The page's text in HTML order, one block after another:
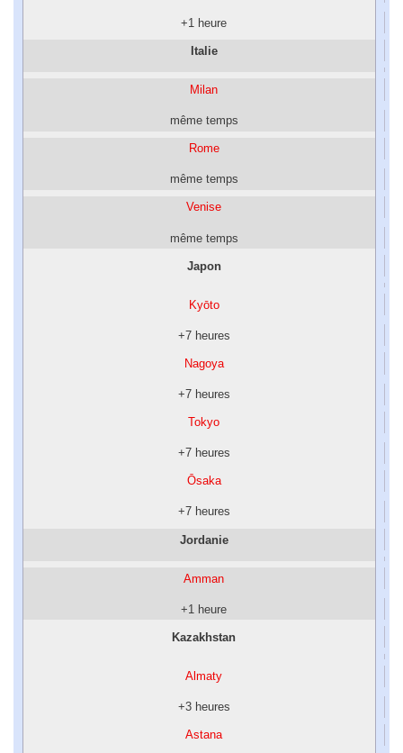
+1 heure
Italie
Milan
même temps
Rome
même temps
Venise
même temps
Japon
Kyōto
+7 heures
Nagoya
+7 heures
Tokyo
+7 heures
Ōsaka
+7 heures
Jordanie
Amman
+1 heure
Kazakhstan
Almaty
+3 heures
Astana